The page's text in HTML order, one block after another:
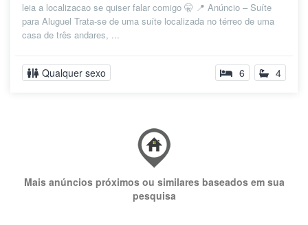
leia a localizacao se quiser falar comigo 🤫 📍 Anúncio – Suíte
para Aluguel Trata-se de uma suíte localizada no térreo de uma
casa de três andares, ...
Qualquer sexo 6 4
Mais anúncios próximos ou similares baseados em sua
pesquisa